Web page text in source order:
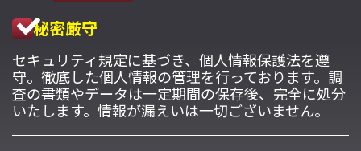
秘密厳守
セキュリティ規定に基づき、個人情報保護法を遵
守。徹底した個人情報の管理を行っております。調
査の書類やデータは一定期間の保存後、完全に処分
いたします。情報が漏えいは一切ございません。